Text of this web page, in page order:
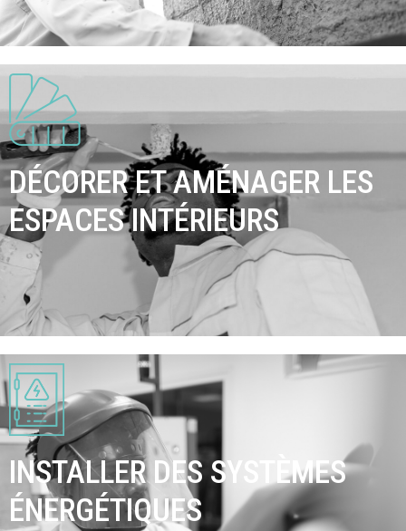
DÉCORER ET AMÉNAGER LES
ESPACES INTÉRIEURS
INSTALLER DES SYSTÈMES
ÉNERGÉTIQUES